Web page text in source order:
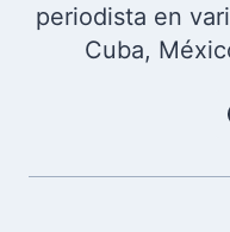
periodista en
Cuba,